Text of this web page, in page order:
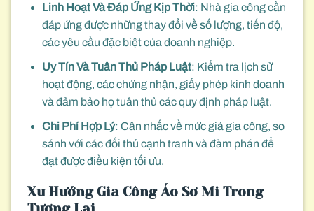
Linh Hoạt Và Đáp Ứng Kịp Thời: Nhà gia công cần
đáp ứng được những thay đổi về số lượng, tiến độ,
các yêu cầu đặc biệt của doanh nghiệp.
Uy Tín Và Tuân Thủ Pháp Luật: Kiểm tra lịch sử
hoạt động, các chứng nhận, giấy phép kinh doanh
và đảm bảo họ tuân thủ các quy định pháp luật.
Chi Phí Hợp Lý: Cân nhắc về mức giá gia công, so
sánh với các đối thủ cạnh tranh và đàm phán để
đạt được điều kiện tối ưu.
Xu Hướng Gia Công Áo Sơ Mi Trong